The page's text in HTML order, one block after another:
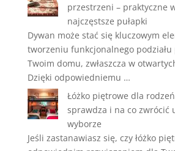
przestrzeni – praktyczne
najczęstsze pułapki
Dywan może stać się kluczowym
tworzeniu funkcjonalnego
Twoim domu, zwłaszcza w
Dzięki odpowiedniemu …
Łóżko piętrowe dla
sprawdza i na co zwrócić
wyborze
Jeśli zastanawiasz się, czy łóżko